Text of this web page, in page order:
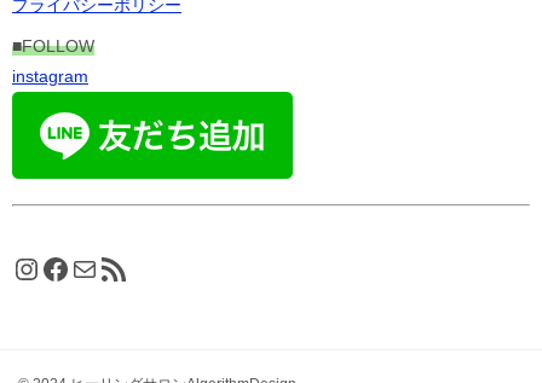
プライバシーポリシー
■FOLLOW
instagram
Instagram
Facebook
メールRSS フィード